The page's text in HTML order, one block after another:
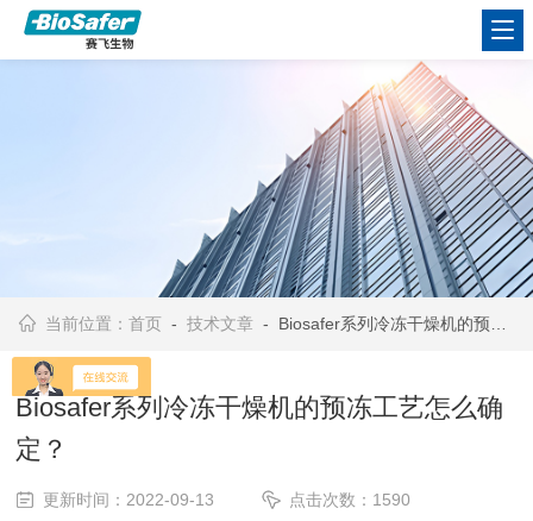
当前位置：首页 -技术文章 - Biosafer系列冷冻干燥机的预冻工艺怎么确定？
Biosafer系列冷冻干燥机的预冻工艺怎么确
定？
更新时间：2022-09-13 点击次数：1590